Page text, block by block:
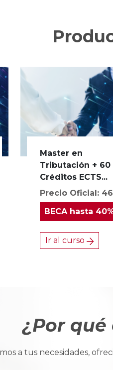
Master en
Tributación + 60
Créditos ECTS...
Precio Oficial:
BECAhasta
Ir al curso
¿Por qué
a tus necesidades,